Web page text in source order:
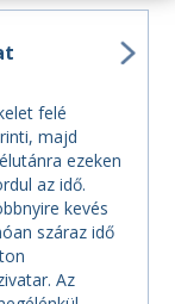
felé
majd
ezeken
az idő.
kevés
száraz idő
Az